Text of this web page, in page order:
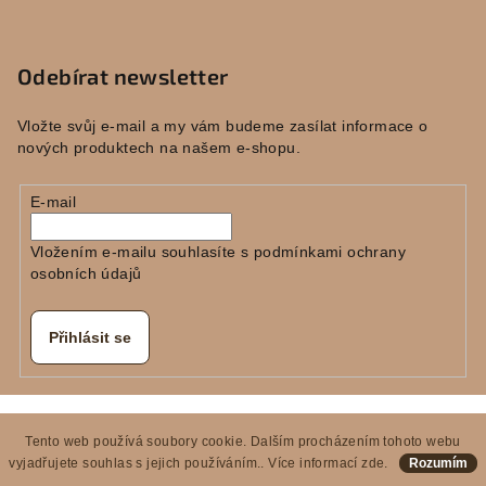
Tento web používá soubory cookie. Dalším procházením tohoto webu
vyjadřujete souhlas s jejich používáním.. Více informacízde. Rozumím
Odebírat newsletter
Vložte svůj e-mail a my vám budeme zasílat informace o
nových produktech na našem e-shopu.
E-mail
Vložením e-mailu souhlasíte s podmínkami ochrany
osobních údajů
Přihlásit se
Vytvořil Shoptet